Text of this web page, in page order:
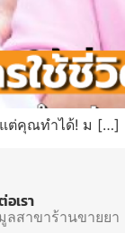
แต่คุณทำได้! ม […]
เรา
ลสาขาร้านขายยา